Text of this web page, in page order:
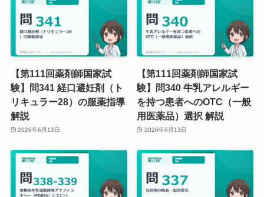
【第111回薬剤師国家試
験】問341 経口避妊剤（ト
リキュラー28）の服薬指導
解説
2026年6月13日
【第111回薬剤師国家試
験】問340 牛乳アレルギー
を持つ患者へのOTC（一般
用医薬品）選択 解説
2026年6月13日